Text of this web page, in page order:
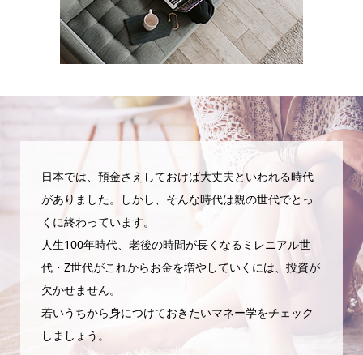
日本では、預金さえしておけば大丈夫といわれる時代
がありました。しかし、そんな時代は親の世代でとっ
くに終わっています。
人生100年時代、老後の時間が長くなるミレニアル世
代・Z世代がこれからお金を増やしていくには、投資が
欠かせません。
若いうちから身につけておきたいマネー学をチェック
しましょう。